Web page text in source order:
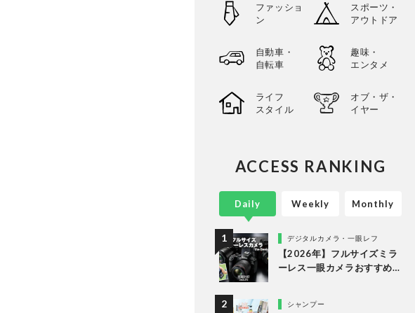
ファッショ
ン
スポーツ・
アウトドア
自動車・
自転車
趣味・
エンタメ
ライフ
スタイル
オブ・ザ・
イヤー
ACCESS RANKING
Daily
デジタルカメラ・一眼レフ
【2026年】フルサイズミラ
ーレス一眼カメラおすすめ
シャンプー
Weekly Monthly